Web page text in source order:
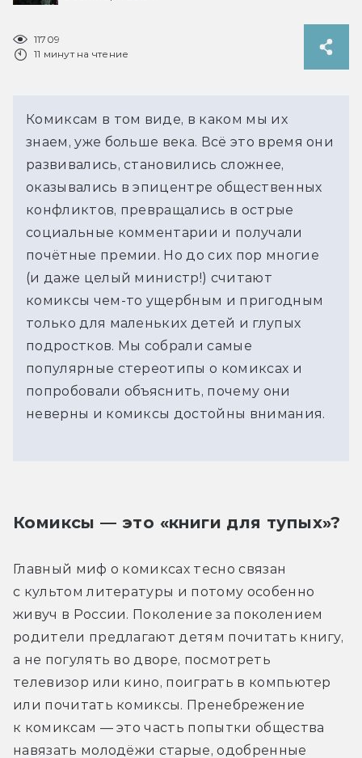
11709
11 минут на чтение
Комиксам в том виде, в каком мы их
знаем, уже больше века. Всё это время они
развивались, становились сложнее,
оказывались в эпицентре общественных
конфликтов, превращались в острые
социальные комментарии и получали
почётные премии. Но до сих пор многие
(и даже целый министр!) считают
комиксы чем-то ущербным и пригодным
только для маленьких детей и глупых
подростков. Мы собрали самые
популярные стереотипы о комиксах и
попробовали объяснить, почему они
неверны и комиксы достойны внимания.
Комиксы — это «книги для тупых»?
Главный миф о комиксах тесно связан
с культом литературы и потому особенно
живуч в России. Поколение за поколением
родители предлагают детям почитать книгу,
а не погулять во дворе, посмотреть
телевизор или кино, поиграть в компьютер
или почитать комиксы. Пренебрежение
к комиксам — это часть попытки общества
навязать молодёжи старые, одобренные